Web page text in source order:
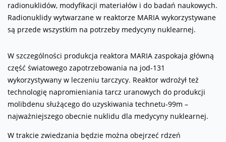
radionuklidów, modyfikacji materiałów i do badań naukowych.
Radionuklidy wytwarzane w reaktorze MARIA wykorzystywane
są przede wszystkim na potrzeby medycyny nuklearnej.
W szczególności produkcja reaktora MARIA zaspokaja główną
część światowego zapotrzebowania na jod-131
wykorzystywany w leczeniu tarczycy. Reaktor wdrożył też
technologię napromieniania tarcz uranowych do produkcji
molibdenu służącego do uzyskiwania technetu-99m –
najważniejszego obecnie nuklidu dla medycyny nuklearnej.
W trakcie zwiedzania będzie można obejrzeć rdzeń